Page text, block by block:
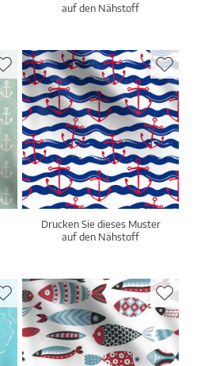
auf den Nähstoff
Drucken Sie dieses Muster
auf den Nähstoff